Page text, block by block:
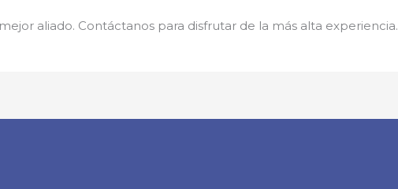
aliado. Contáctanos para disfrutar de la más alta experiencia.